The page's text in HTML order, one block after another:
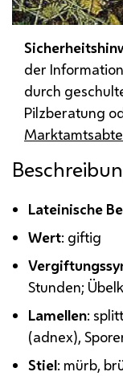
der
durch
Pilzberatung
Lateinische
Wert: giftig
Stunden;
Lamellen:
(adnex),
Stiel: mürb,